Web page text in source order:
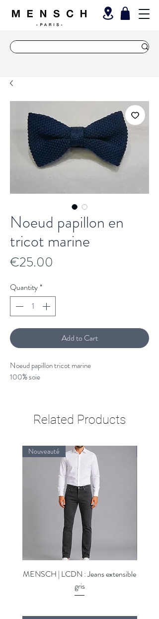
Noeud papillon en
tricot marine
€25.00
Quantity*
Add to Cart
Noeud papillon tricot marine
100% soie
Related Products
Nouveauté
MENSCH | LCDN : Jeans extensible
gris